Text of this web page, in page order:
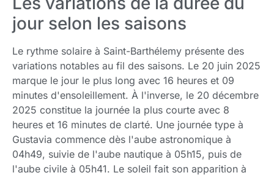
jour selon les saisons
Le rythme solaire à Saint-Barthélemy présente des
variations notables au fil des saisons. Le 20 juin 2025
marque le jour le plus long avec 16 heures et 09
minutes d'ensoleillement. À l'inverse, le 20 décembre
2025 constitue la journée la plus courte avec 8
heures et 16 minutes de clarté. Une journée type à
Gustavia commence dès l'aube astronomique à
04h49, suivie de l'aube nautique à 05h15, puis de
l'aube civile à 05h41. Le soleil fait son apparition à